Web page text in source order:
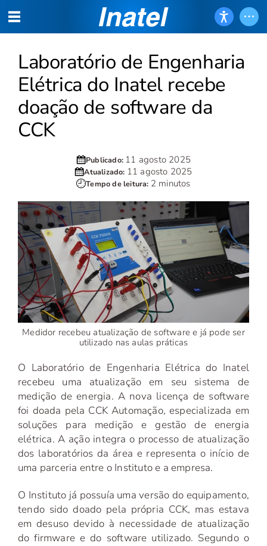
Laboratório de Engenharia
Elétrica do Inatel recebe
doação de software da
CCK
Publicado: 11 agosto 2025
Atualizado: 11 agosto 2025
Tempo de leitura: 2 minutos
Medidor recebeu atualização de software e já pode ser
utilizado nas aulas práticas
O Laboratório de Engenharia Elétrica do Inatel
recebeu uma atualização em seu sistema de
medição de energia. A nova licença de software
foi doada pela CCK Automação, especializada em
soluções para medição e gestão de energia
elétrica. A ação integra o processo de atualização
dos laboratórios da área e representa o início de
uma parceria entre o Instituto e a empresa.
O Instituto já possuía uma versão do equipamento,
tendo sido doado pela própria CCK, mas estava
em desuso devido à necessidade de atualização
do firmware e do software utilizado. Segundo o